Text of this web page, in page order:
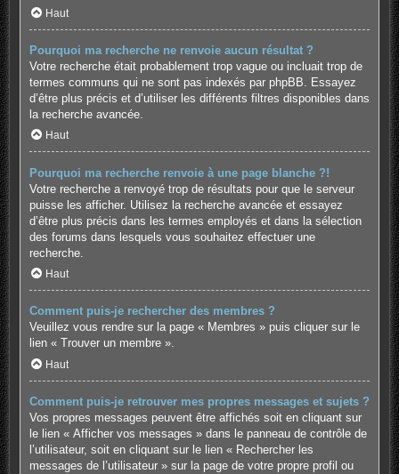
Haut
Pourquoi ma recherche ne renvoie aucun résultat ?
Votre recherche était probablement trop vague ou incluait trop de
termes communs qui ne sont pas indexés par phpBB. Essayez
d’être plus précis et d’utiliser les différents filtres disponibles dans
la recherche avancée.
Haut
Pourquoi ma recherche renvoie à une page blanche ?!
Votre recherche a renvoyé trop de résultats pour que le serveur
puisse les afficher. Utilisez la recherche avancée et essayez
d’être plus précis dans les termes employés et dans la sélection
des forums dans lesquels vous souhaitez effectuer une
recherche.
Haut
Comment puis-je rechercher des membres ?
Veuillez vous rendre sur la page « Membres » puis cliquer sur le
lien « Trouver un membre ».
Haut
Comment puis-je retrouver mes propres messages et sujets ?
Vos propres messages peuvent être affichés soit en cliquant sur
le lien « Afficher vos messages » dans le panneau de contrôle de
l’utilisateur, soit en cliquant sur le lien « Rechercher les
messages de l’utilisateur » sur la page de votre propre profil ou